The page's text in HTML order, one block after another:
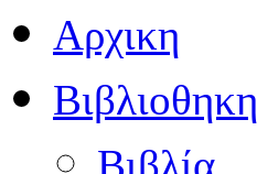
Αρχικη
Βιβλιοθηκη